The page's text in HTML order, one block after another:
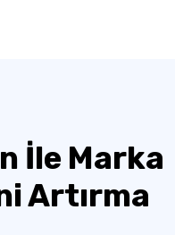
İle Marka
Artırma